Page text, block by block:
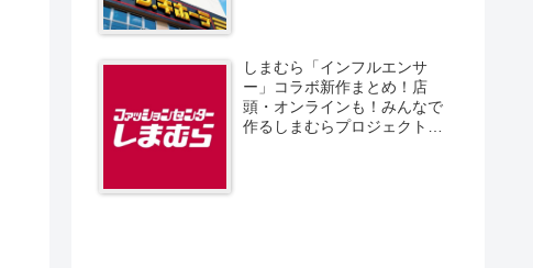
しまむら「インフルエンサ
ー」コラボ新作まとめ！店
頭・オンラインも！みんなで
作るしまむらプロジェクト！